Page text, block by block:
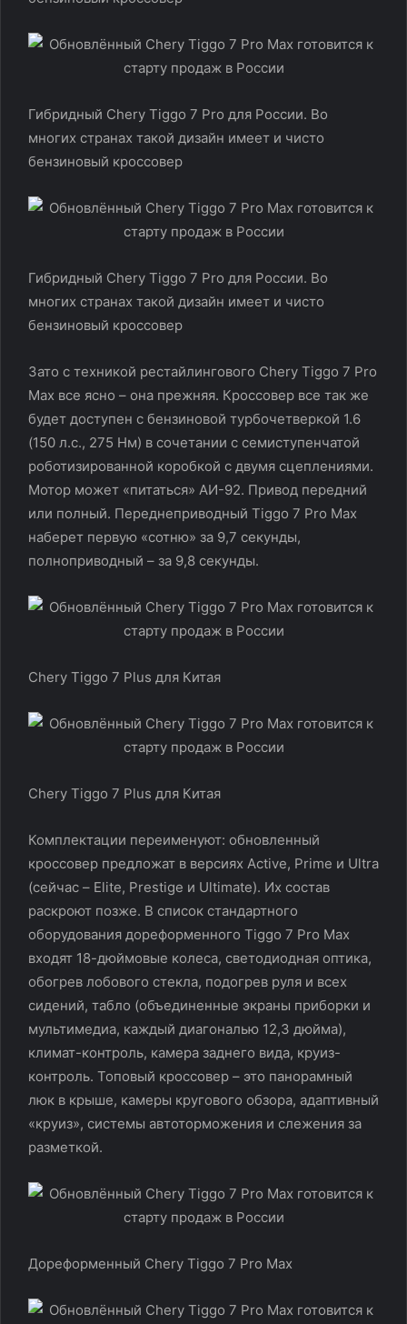
Гибридный Chery Tiggo 7 Pro для России. Во
многих странах такой дизайн имеет и чисто
бензиновый кроссовер
Гибридный Chery Tiggo 7 Pro для России. Во
многих странах такой дизайн имеет и чисто
бензиновый кроссовер
Зато с техникой рестайлингового Chery Tiggo 7 Pro
Max все ясно – она прежняя. Кроссовер все так же
будет доступен с бензиновой турбочетверкой 1.6
(150 л.с., 275 Нм) в сочетании с семиступенчатой
роботизированной коробкой с двумя сцеплениями.
Мотор может «питаться» АИ-92. Привод передний
или полный. Переднеприводный Tiggo 7 Pro Max
наберет первую «сотню» за 9,7 секунды,
полноприводный – за 9,8 секунды.
Chery Tiggo 7 Plus для Китая
Chery Tiggo 7 Plus для Китая
Комплектации переименуют: обновленный
кроссовер предложат в версиях Active, Prime и Ultra
(сейчас – Elite, Prestige и Ultimate). Их состав
раскроют позже. В список стандартного
оборудования дореформенного Tiggo 7 Pro Max
входят 18-дюймовые колеса, светодиодная оптика,
обогрев лобового стекла, подогрев руля и всех
сидений, табло (объединенные экраны приборки и
мультимедиа, каждый диагональю 12,3 дюйма),
климат-контроль, камера заднего вида, круиз-
контроль. Топовый кроссовер – это панорамный
люк в крыше, камеры кругового обзора, адаптивный
«круиз», системы автоторможения и слежения за
разметкой.
Дореформенный Chery Tiggo 7 Pro Max